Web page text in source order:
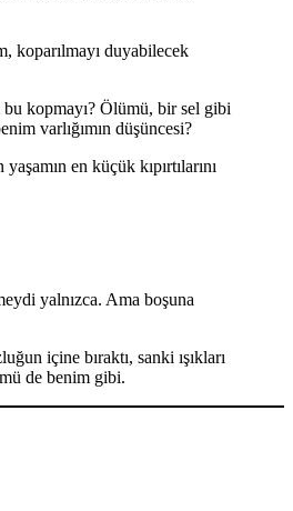
koparılmayı duyabilecek
bu kopmayı? Ölümü, bir sel gibi
varlığımın düşüncesi?
en küçük kıpırtılarını
yalnızca. Ama boşuna
içine bıraktı, sanki ışıkları
de benim gibi.